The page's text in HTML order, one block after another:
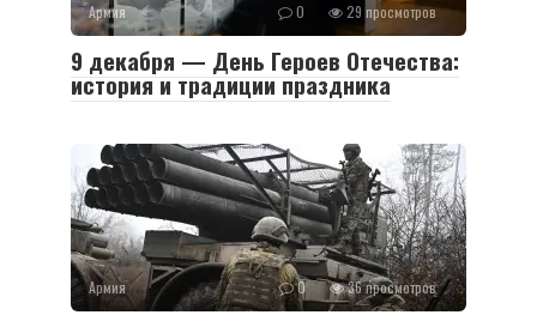
Армия 0 29 просмотров
9 декабря — День Героев Отечества:
история и традиции праздника
Армия 0 36 просмотров